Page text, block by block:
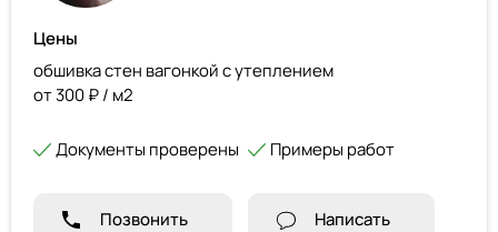
Цены
обшивка стен вагонкой с утеплением
от 300 ₽ / м2
Документы проверены Примеры работ
Позвонить Написать